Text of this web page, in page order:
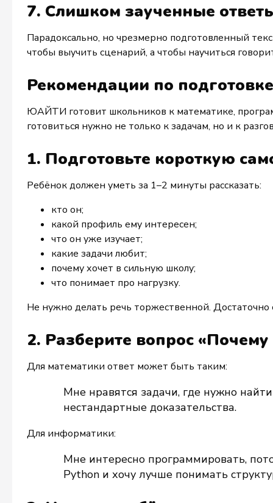
7. Слишком заученные
Парадоксально, но чрезмерно подготовленный
чтобы выучить сценарий, а чтобы научиться
Рекомендации по
ЮАЙТИ готовит школьников к математике,
готовиться нужно не только к задачам, но и к
1. Подготовьте короткую
Ребёнок должен уметь за 1–2 минуты рассказать:
кто он;
какой профиль ему интересен;
что он уже изучает;
какие задачи любит;
почему хочет в сильную школу;
что понимает про нагрузку.
Не нужно делать речь торжественной. Достаточно
2. Разберите вопрос
Для математики ответ может быть таким:
Мне нравятся задачи, где нужно
нестандартные доказательства.
Для информатики:
Мне интересно программировать,
Python и хочу лучше понимать